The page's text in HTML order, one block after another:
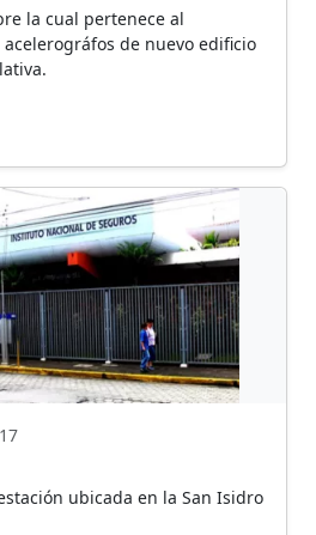
la cual pertenece al
de nuevo edificio
ubicada en la San Isidro